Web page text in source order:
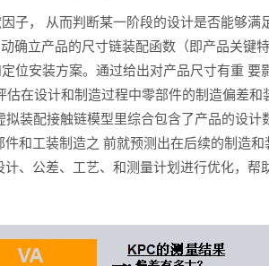
子， 从而判断某一阶段的设计是否能够满
确立产品的尺寸链装配函数（即产品关键
位安装方案。通过给出对产品尺寸有重
在设计和制造过程中零部件的制造偏差和
装配接触链模型里综合包含了产品的设计
和工装制造之 前就预测出在后续的制造和
、公差、工艺、和测量计划进行优化，帮